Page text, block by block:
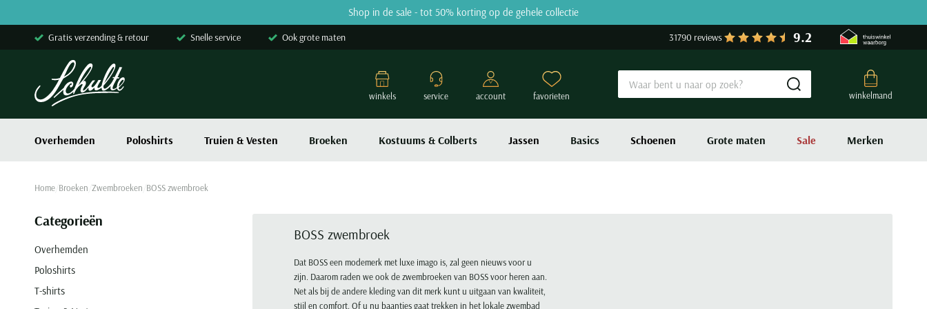
Shop in de sale - tot 50% korting op de gehele collectie
Gratis verzending & retour Snelle service Ook grote maten 31790 reviews 9.2
winkelmand
Submit search
Overhemden Poloshirts Truien & Vesten Broeken Kostuums & Colberts Jassen Basics Schoenen Grote maten Sale Merken
winkels service account favorieten
Home Broeken Zwembroeken BOSS zwembroek
BOSS zwembroek
Dat BOSS een modemerk met luxe imago is, zal geen nieuws voor u
zijn. Daarom raden we ook de zwembroeken van BOSS voor heren aan.
Net als bij de andere kleding van dit merk kunt u uitgaan van kwaliteit,
stijl en comfort. Of u nu baantjes gaat trekken in het lokale zwembad
Categorieën
Overhemden
Poloshirts
T-shirts